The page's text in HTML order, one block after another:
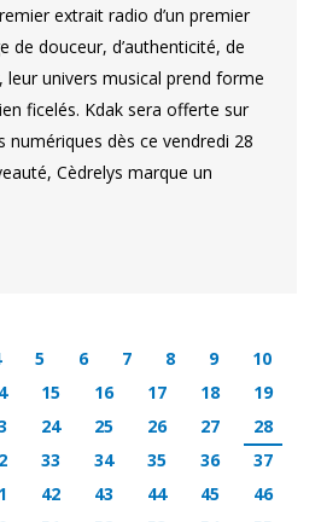
extrait radio d’un premier
de douceur, d’authenticité, de
leur univers musical prend forme
ficelés. Kdak sera offerte sur
dès ce vendredi 28
Cèdrelys marque un
5 6 7 8 9
10
15 16 17 18
19
24 25 26 27
28
33 34 35 36
37
42 43 44 45
46